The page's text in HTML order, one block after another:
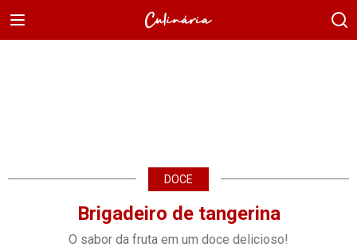
DOCE
Brigadeiro de tangerina
O sabor da fruta em um doce delicioso!